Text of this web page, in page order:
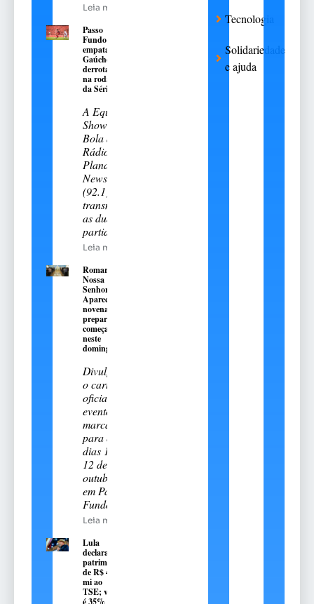
Leia mais
Passo
Fundo
empata e
Gaúcho é
derrotado
na rodada
da Série A-2
A Equipe
Show de
Bola da
Rádio
Planalto
News
(92.1)
transmitiu
as duas
partidas
Leia mais
Romaria de
Nossa
Senhora
Aparecida:
novena
preparatória
começa
neste
domingo, 9
Divulgado
o cartal
oficial do
evento
marcado
para os
dias 11 e
12 de
outubro
em Passo
Fundo
Leia mais
Lula
declara
patrimônio
de R$ 4,7
mi ao
TSE; valor
Tecnologia
Solidariedade
e ajuda